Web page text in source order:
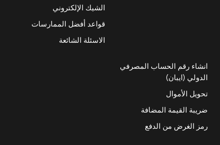
الشيك الإلكتروني
قواعد أفضل الممارسات
الاسئلة الشائعة
انشاء رقم الحساب المصرفي
الدولي (ايبان)
تحويل الأموال
ضريبة القيمة المضافة
رمز الغرض من الدفع